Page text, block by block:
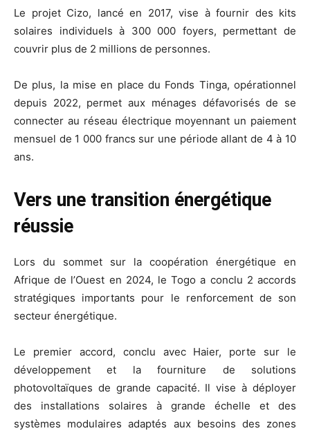
Le projet Cizo, lancé en 2017, vise à fournir des kits
solaires individuels à 300 000 foyers, permettant de
couvrir plus de 2 millions de personnes.
De plus, la mise en place du Fonds Tinga, opérationnel
depuis 2022, permet aux ménages défavorisés de se
connecter au réseau électrique moyennant un paiement
mensuel de 1 000 francs sur une période allant de 4 à 10
ans.
Vers une transition énergétique
réussie
Lors du sommet sur la coopération énergétique en
Afrique de l’Ouest en 2024, le Togo a conclu 2 accords
stratégiques importants pour le renforcement de son
secteur énergétique.
Le premier accord, conclu avec Haier, porte sur le
développement et la fourniture de solutions
photovoltaïques de grande capacité. Il vise à déployer
des installations solaires à grande échelle et des
systèmes modulaires adaptés aux besoins des zones